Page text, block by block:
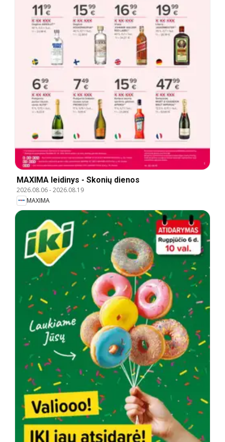
MAXIMA leidinys - Skonių dienos
2026.08.06-2026.08.19
MAXIMA